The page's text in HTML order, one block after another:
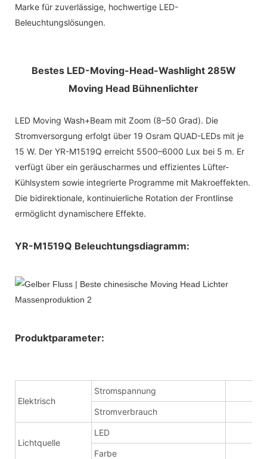
Marke für zuverlässige, hochwertige LED-
Beleuchtungslösungen.
Bestes LED-Moving-Head-Washlight 285W
Moving Head Bühnenlichter
LED Moving Wash+Beam mit Zoom (8–50 Grad). Die
Stromversorgung erfolgt über 19 Osram QUAD-LEDs mit je
15 W. Der YR-M1519Q erreicht 5500–6000 Lux bei 5 m. Er
verfügt über ein geräuscharmes und effizientes Lüfter-
Kühlsystem sowie integrierte Programme mit Makroeffekten.
Die bidirektionale, kontinuierliche Rotation der Frontlinse
ermöglicht dynamischere Effekte.
YR-M1519Q Beleuchtungsdiagramm:
Produktparameter:
Elektrisch
Stromspannung
Stromverbrauch
Lichtquelle
LED
Farbe